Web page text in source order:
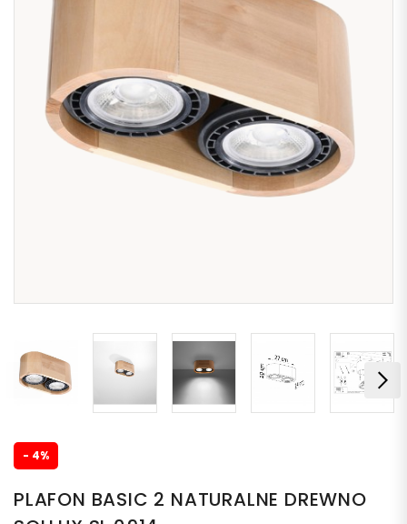
- 4%
PLAFON BASIC 2 NATURALNE DREWNO